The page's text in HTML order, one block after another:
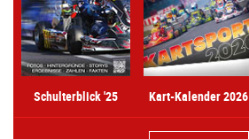
Schulterblick '25 Kart-Kalender 2026